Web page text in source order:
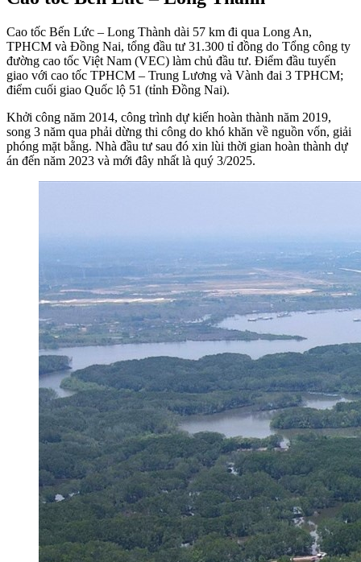
Cao tốc Bến Lức – Long Thành dài 57 km đi qua Long An,
TPHCM và Đồng Nai, tổng đầu tư 31.300 tỉ đồng do Tổng công ty
đường cao tốc Việt Nam (VEC) làm chủ đầu tư. Điểm đầu tuyến
giao với cao tốc TPHCM – Trung Lương và Vành đai 3 TPHCM;
điểm cuối giao Quốc lộ 51 (tỉnh Đồng Nai).
Khởi công năm 2014, công trình dự kiến hoàn thành năm 2019,
song 3 năm qua phải dừng thi công do khó khăn về nguồn vốn, giải
phóng mặt bằng. Nhà đầu tư sau đó xin lùi thời gian hoàn thành dự
án đến năm 2023 và mới đây nhất là quý 3/2025.